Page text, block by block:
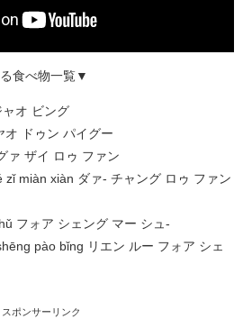
食べ物一覧▼
オ ビング
ドゥン パイグー
ァ ザイ ロゥ ファン
miàn xiàn ダァ- チャング ロゥ ファン
フォア シェング マー シュ-
pào bǐng リエン ルー フォア シェ
スポンサーリンク